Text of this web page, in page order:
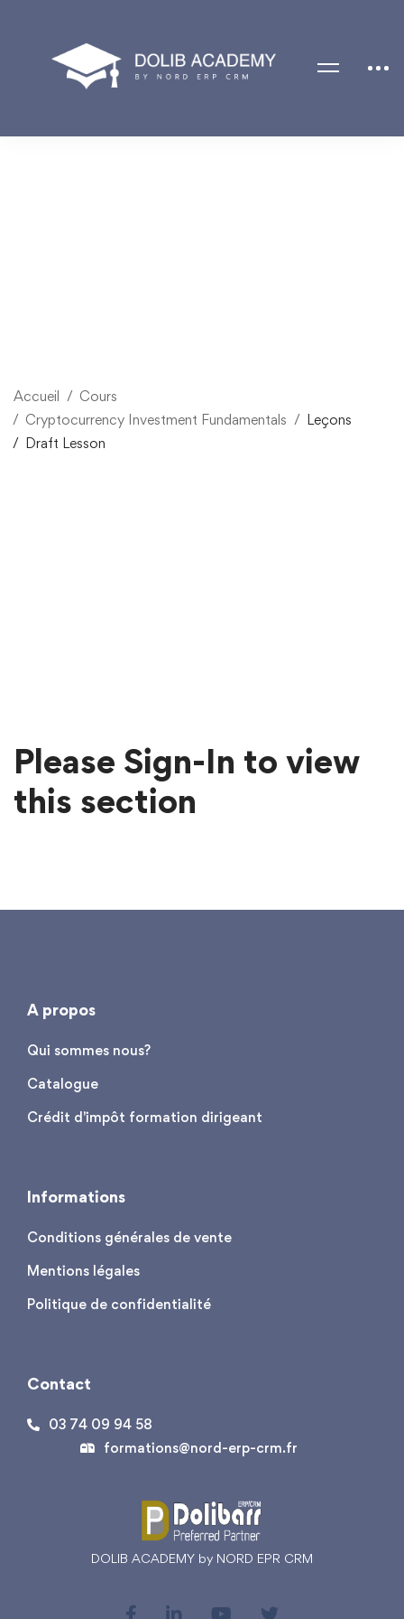
Accueil
Cours
Cryptocurrency Investment Fundamentals
Leçons
Draft Lesson
Please Sign-In to view
this section
A propos
Qui sommes nous?
Catalogue
Crédit d'impôt formation dirigeant
Informations
Conditions générales de vente
Mentions légales
Politique de confidentialité
Contact
03 74 09 94 58
formations@nord-erp-crm.fr
DOLIB ACADEMY by NORD EPR CRM